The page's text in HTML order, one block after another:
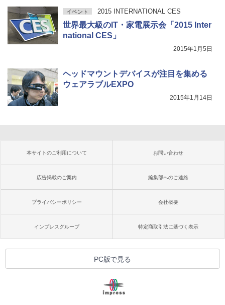
イベント 2015 INTERNATIONAL CES
世界最大級のIT・家電展示会「2015 Inter
national CES」
2015年1月5日
ヘッドマウントデバイスが注目を集める
ウェアラブルEXPO
2015年1月14日
本サイトのご利用について お問い合わせ
広告掲載のご案内 編集部へのご連絡
プライバシーポリシー 会社概要
インプレスグループ 特定商取引法に基づく表示
PC版で見る